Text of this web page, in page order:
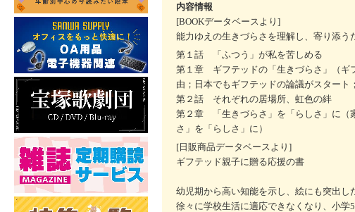
内容情報
[BOOKデータベースより]
能力ゆえの生きづらさを理解し、寄り添う
第１話 「ふつう」が私を苦しめる
第１章 ギフテッドの「生きづらさ」（ギ
由；日本でもギフテッドの論議がスター
第２話 それぞれの居場所、虹色の絆
第２章 「生きづらさ」を「らしさ」に（
さ」を「らしさ」に）
[日販商品データベースより]
ギフテッド親子に贈る応援の書
幼児期から高い知能を示し、絵にも突出し
徐々に学校生活に適応できなくなり、小